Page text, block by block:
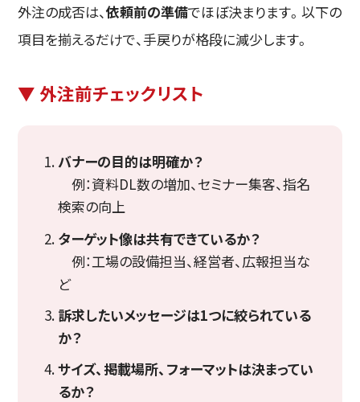
外注の成否は、依頼前の準備でほぼ決まります。以下の
項目を揃えるだけで、手戻りが格段に減少します。
▼ 外注前チェックリスト
バナーの目的は明確か？
例：資料DL数の増加、セミナー集客、指名
検索の向上
ターゲット像は共有できているか？
例：工場の設備担当、経営者、広報担当な
ど
訴求したいメッセージは1つに絞られている
か？
サイズ、掲載場所、フォーマットは決まってい
るか？